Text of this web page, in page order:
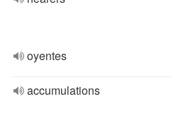
oyentes
accumulations